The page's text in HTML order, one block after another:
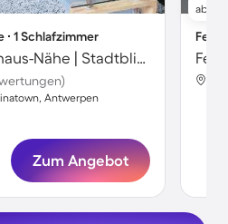
∙ 1 Schlafzimmer
Wohnung | Rubenshaus-Nähe | Stadtblick
Antwerpen
Zum Angebot
ab